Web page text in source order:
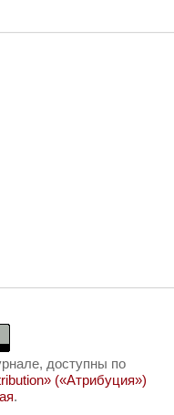
доступны по
(«Атрибуция»)
.